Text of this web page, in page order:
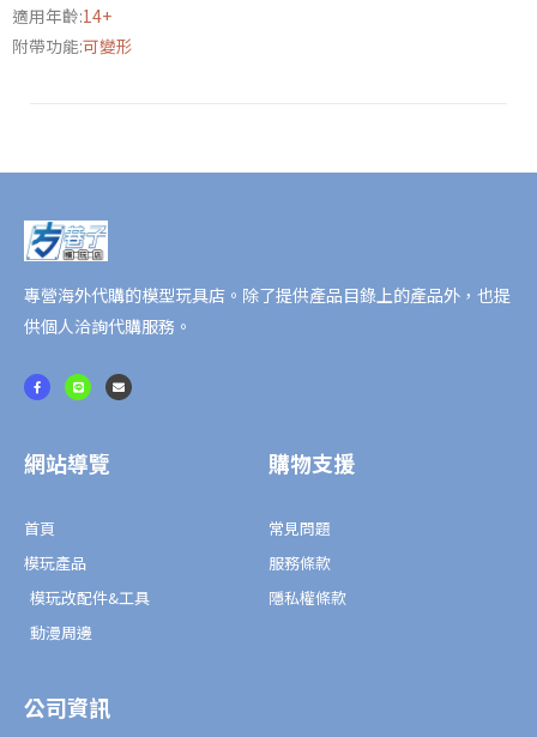
適用年齡:14+
附帶功能:可變形
專營海外代購的模型玩具店。除了提供產品目錄上的產品外，也提
供個人洽詢代購服務。
F
a
c
k
-
L
i
n
E
n
v
網站導覽
首頁
模玩產品
模玩改配件&工具
動漫周邊
購物支援
常見問題
服務條款
隱私權條款
公司資訊